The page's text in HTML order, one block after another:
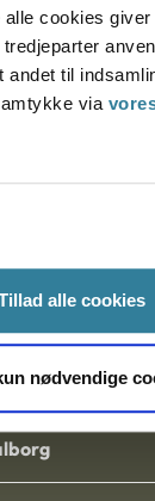
alle cookies
andet til
via
alle cookies
nødvendige